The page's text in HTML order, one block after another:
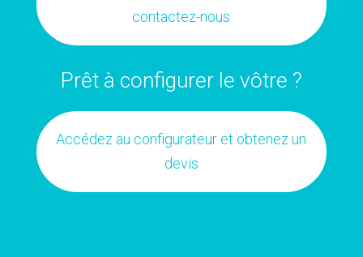
contactez-nous
Prêt à configurer le vôtre ?
Accédez au configurateur et obtenez un
devis